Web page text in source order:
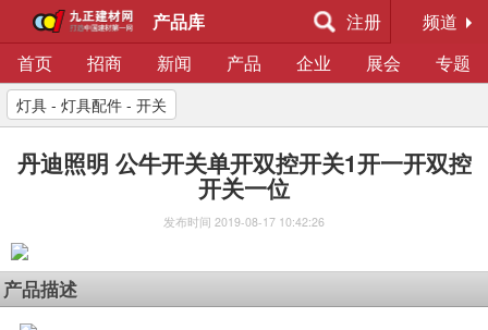
产品库 注册
频道
首页
招商 新闻 产品 企业 展会 专题
灯具 - 灯具配件 - 开关
丹迪照明 公牛开关单开双控开关1开一开双控
开关一位
发布时间 2019-08-17 10:42:26
产品描述